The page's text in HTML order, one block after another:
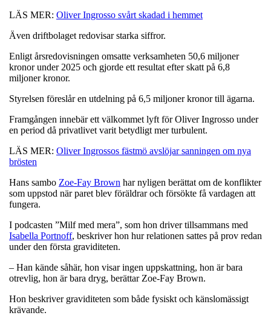
LÄS MER: Oliver Ingrosso svårt skadad i hemmet
Även driftbolaget redovisar starka siffror.
Enligt årsredovisningen omsatte verksamheten 50,6 miljoner
kronor under 2025 och gjorde ett resultat efter skatt på 6,8
miljoner kronor.
Styrelsen föreslår en utdelning på 6,5 miljoner kronor till ägarna.
Framgången innebär ett välkommet lyft för Oliver Ingrosso under
en period då privatlivet varit betydligt mer turbulent.
LÄS MER: Oliver Ingrossos fästmö avslöjar sanningen om nya
brösten
Hans sambo Zoe-Fay Brown har nyligen berättat om de konflikter
som uppstod när paret blev föräldrar och försökte få vardagen att
fungera.
I podcasten ”Milf med mera”, som hon driver tillsammans med
Isabella Portnoff, beskriver hon hur relationen sattes på prov redan
under den första graviditeten.
– Han kände såhär, hon visar ingen uppskattning, hon är bara
otrevlig, hon är bara dryg, berättar Zoe-Fay Brown.
Hon beskriver graviditeten som både fysiskt och känslomässigt
krävande.